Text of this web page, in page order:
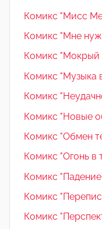
Комикс "Мисс
Комикс "Мне
Комикс "Мокрый
Комикс "Музыка
Комикс
Комикс "Новые
Комикс "Обмен
Комикс "Огонь в
Комикс
Комикс
Комикс